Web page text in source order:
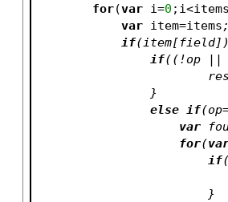
for(var i=0
var item=items;
if
if((!op ||
                }
else
if
var
for(
if
                        }